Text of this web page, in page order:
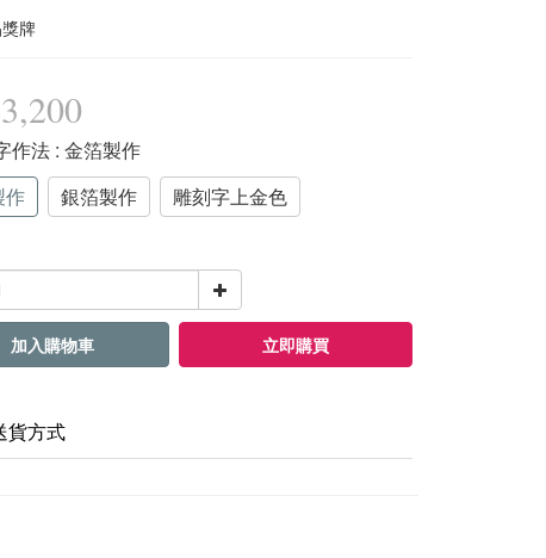
牌
作法 : 金箔製作
作
銀箔製作 雕刻字上金色
加入購物車 立即購買
貨方式